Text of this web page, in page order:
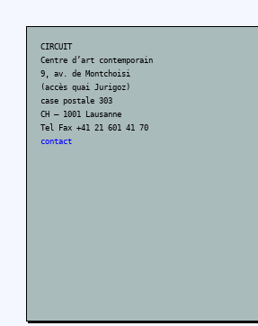
CIRCUIT
Centre d’art contemporain
9, av. de Montchoisi
(accès quai Jurigoz)
case postale 303
CH – 1001 Lausanne
Tel Fax +41 21 601 41 70
contact